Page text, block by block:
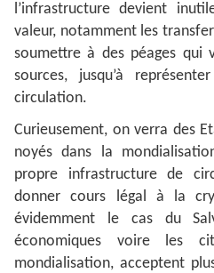
l’infrastructure devient
valeur, notamment les
soumettre à des péages qui
sources, jusqu’à
circulation.
Curieusement, on verra des
noyés dans la
propre infrastructure de
donner cours légal à la
évidemment le cas du
économiques voire les
mondialisation, acceptent